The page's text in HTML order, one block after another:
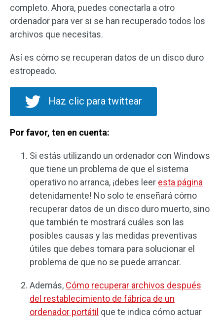
completo. Ahora, puedes conectarla a otro
ordenador para ver si se han recuperado todos los
archivos que necesitas.
Así es cómo se recuperan datos de un disco duro
estropeado.
Haz clic para twittear
Por favor, ten en cuenta:
Si estás utilizando un ordenador con Windows
que tiene un problema de que el sistema
operativo no arranca, ¡debes leer esta página
detenidamente! No solo te enseñará cómo
recuperar datos de un disco duro muerto, sino
que también te mostrará cuáles son las
posibles causas y las medidas preventivas
útiles que debes tomara para solucionar el
problema de que no se puede arrancar.
Además, Cómo recuperar archivos después
del restablecimiento de fábrica de un
ordenador portátil que te indica cómo actuar